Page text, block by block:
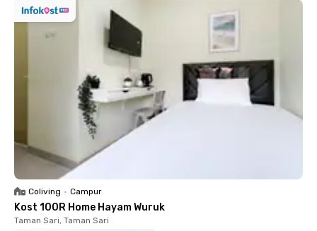
Coliving • Campur
Kost 100R Home Hayam Wuruk
Taman Sari, Taman Sari